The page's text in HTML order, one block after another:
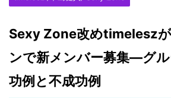
Sexy Zone改めtimelesz
ンで新メンバー募集―グ
功例と不成功例